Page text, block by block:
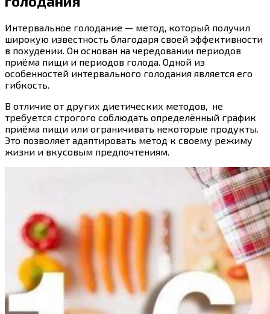
Интервальное голодание — метод, который получил
широкую известность благодаря своей эффективности
в похудении. Он основан на чередовании периодов
приёма пищи и периодов голода. Одной из
особенностей интервального голодания является его
гибкость.
В отличие от других диетических методов, не
требуется строгого соблюдать определённый график
приёма пищи или ограничивать некоторые продукты.
Это позволяет адаптировать метод к своему режиму
жизни и вкусовым предпочтениям.